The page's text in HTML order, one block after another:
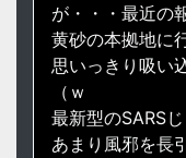
が・・・最近の
黄砂の本拠地に
思いっきり吸い
（ｗ
最新型のSARS
あまり風邪を長